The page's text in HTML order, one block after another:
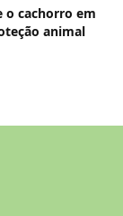
o cachorro em
animal